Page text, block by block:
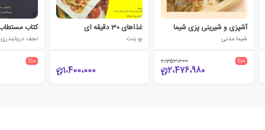
آشپزی و شیرینی پزی شیما
شیما مدنی
٪10 2،752،200
2،476،980
غذاهای 30 دقیقه ای
بو بنت
1،400،000
نجف دریابندری
٪10